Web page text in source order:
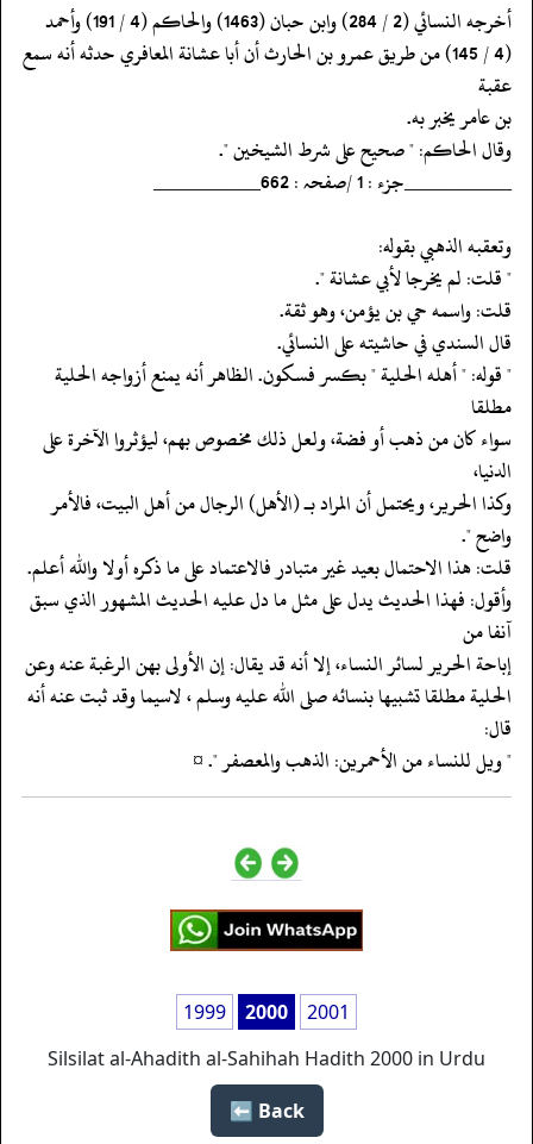
‏‏‏‏أخرجه النسائي (2 / 284) وابن حبان (1463) والحاكم (4 / 191) وأحمد
‏‏‏‏(4 / 145) من طريق عمرو بن الحارث أن أبا عشانة المعافري حدثه أنه سمع
عقبة
‏‏‏‏بن عامر يخبر به.
‏‏‏‏وقال الحاكم: " صحيح على شرط الشيخين ".
‏‏‏‏__________جزء : 1 /صفحہ : 662__________
‏‏‏‏وتعقبه الذهبي بقوله:
‏‏‏‏" قلت: لم يخرجا لأبي عشانة ".
‏‏‏‏قلت: واسمه حي بن يؤمن، وهو ثقة.
‏‏‏‏قال السندي في حاشيته على النسائي.
‏‏‏‏" قوله: " أهله الحلية " بكسر فسكون. الظاهر أنه يمنع أزواجه الحلية
مطلقا
‏‏‏‏سواء كان من ذهب أو فضة، ولعل ذلك مخصوص بهم، ليؤثروا الآخرة على
الدنيا،
‏‏‏‏وكذا الحرير، ويحتمل أن المراد بـ (الأهل) الرجال من أهل البيت، فالأمر
‏‏‏‏واضح ".
‏‏‏‏قلت: هذا الاحتمال بعيد غير متبادر فالاعتماد على ما ذكره أولا والله أعلم.
‏‏‏‏وأقول: فهذا الحديث يدل على مثل ما دل عليه الحديث المشهور الذي سبق
آنفا من
‏‏‏‏إباحة الحرير لسائر النساء، إلا أنه قد يقال: إن الأولى بهن الرغبة عنه وعن
‏‏‏‏الحلية مطلقا تشبيها بنسائه صلى الله عليه وسلم ، لاسيما وقد ثبت عنه أنه
‏‏‏‏قال:
‏‏‏‏" ويل للنساء من الأحمرين: الذهب والمعصفر ". ¤
1999 2000
2001
Silsilat al-Ahadith al-Sahihah Hadith 2000 in Urdu
Back ⬅️